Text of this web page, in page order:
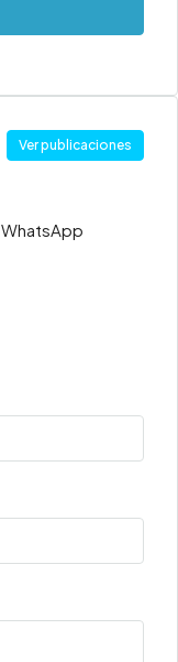
Ver publicaciones
WhatsApp